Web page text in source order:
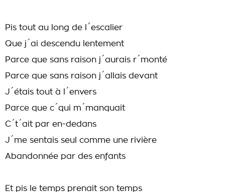
Pis tout au long de l´escalier
Que j´ai descendu lentement
Parce que sans raison j´aurais r´monté
Parce que sans raison j´allais devant
J´étais tout à l´envers
Parce que c´qui m´manquait
C´t´ait par en-dedans
J´me sentais seul comme une rivière
Abandonnée par des enfants
Et pis le temps prenait son temps